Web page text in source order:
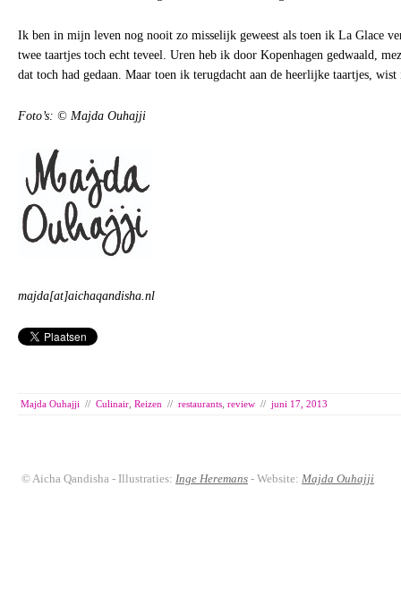
Ik ben in mijn leven nog nooit zo misselijk geweest als toen ik La Glace
twee taartjes toch echt teveel. Uren heb ik door Kopenhagen gedwaald,
dat toch had gedaan. Maar toen ik terugdacht aan de heerlijke taartjes,
Foto’s: © Majda Ouhajji
majda[at]aichaqandisha.nl
Majda Ouhajji // Culinair Reizen // restaurants review // juni 17, 2013
© Aicha Qandisha - Illustraties:Inge Heremans - Website:Majda Ouhajji